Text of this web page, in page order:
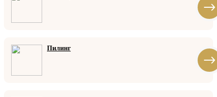
Пилинг